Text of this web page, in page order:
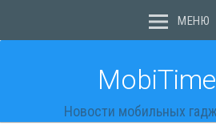
МЕНЮ
Новости мобильных